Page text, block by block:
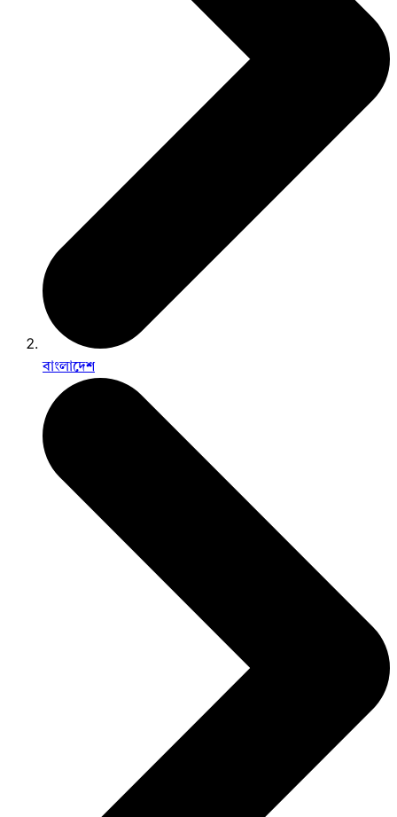
বাংলাদেশ